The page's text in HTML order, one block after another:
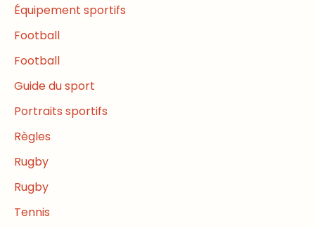
Équipement sportifs
Football
Football
Guide du sport
Portraits sportifs
Règles
Rugby
Rugby
Tennis